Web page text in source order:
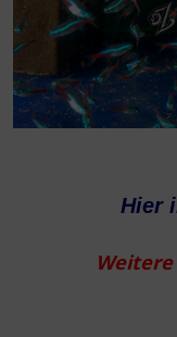
Hier